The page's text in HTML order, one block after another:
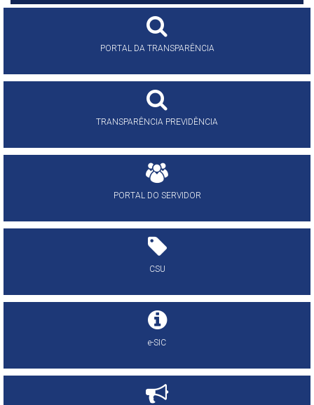
PORTAL DA TRANSPARÊNCIA
TRANSPARÊNCIA PREVIDÊNCIA
PORTAL DO SERVIDOR
CSU
e-SIC